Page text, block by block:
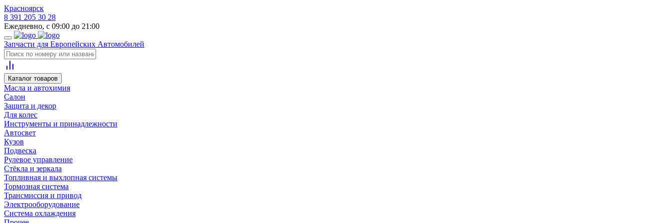
Красноярск
8 391 205 30 28
Ежедневно, с 09:00 до 21:00
Запчасти для Европейских Автомобилей
Каталог товаров
Масла и автохимия
Салон
Защита и декор
Для колес
Инструменты и принадлежности
Автосвет
Кузов
Подвеска
Рулевое управление
Стёкла и зеркала
Топливная и выхлопная системы
Тормозная система
Трансмиссия и привод
Электрооборудование
Система охлаждения